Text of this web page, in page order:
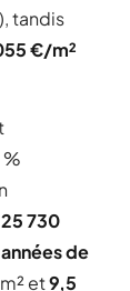
tandis
€/m²
25 730
de
et9,5